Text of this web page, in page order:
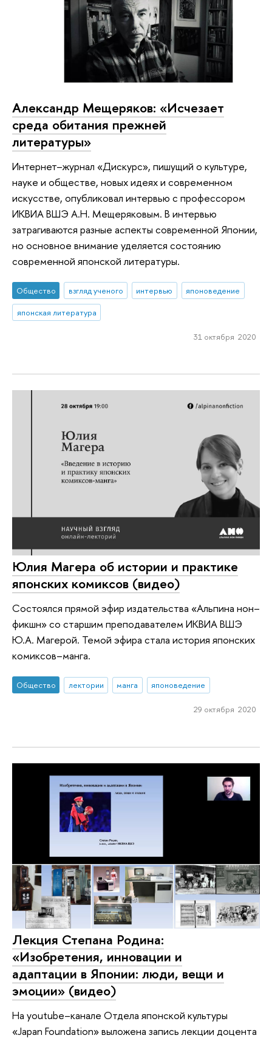
Александр Мещеряков: «Исчезает
среда обитания прежней
литературы»
Интернет–журнал «Дискурс», пишущий о культуре,
науке и обществе, новых идеях и современном
искусстве, опубликовал интервью с профессором
ИКВИА ВШЭ А.Н. Мещеряковым. В интервью
затрагиваются разные аспекты современной Японии,
но основное внимание уделяется состоянию
современной японской литературы.
Общество взгляд ученого интервью
японоведение
японская литература
31 октября 2020
Юлия Магера об истории и практике
японских комиксов (видео)
Состоялся прямой эфир издательства «Альпина нон–
фикшн» со старшим преподавателем ИКВИА ВШЭ
Ю.А. Магерой. Темой эфира стала история японских
комиксов–манга.
Общество лектории манга японоведение
29 октября 2020
Лекция Степана Родина:
«Изобретения, инновации и
адаптации в Японии: люди, вещи и
эмоции» (видео)
На youtube–канале Отдела японской культуры
«Japan Foundation» выложена запись лекции доцента